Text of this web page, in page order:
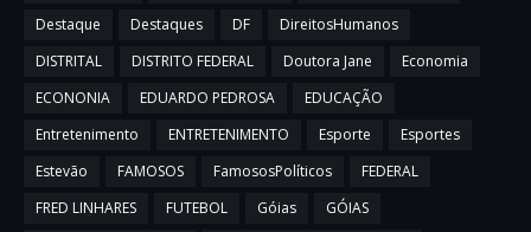
Destaque
Destaques DF
DireitosHumanos
DISTRITAL
DISTRITO FEDERAL Doutora Jane
Economia
ECONONIA
EDUARDO PEDROSA
EDUCAÇÃO
Entretenimento
ENTRETENIMENTO Esporte
Esportes
Estevão
FAMOSOS FamososPolíticos
FEDERAL
FRED LINHARES
FUTEBOL Góias
GÓIAS